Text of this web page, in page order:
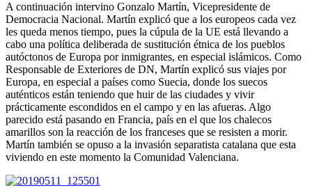
A continuación intervino Gonzalo Martín, Vicepresidente de
Democracia Nacional. Martín explicó que a los europeos cada vez
les queda menos tiempo, pues la cúpula de la UE está llevando a
cabo una política deliberada de sustitución étnica de los pueblos
autóctonos de Europa por inmigrantes, en especial islámicos. Como
Responsable de Exteriores de DN, Martín explicó sus viajes por
Europa, en especial a países como Suecia, donde los suecos
auténticos están teniendo que huir de las ciudades y vivir
prácticamente escondidos en el campo y en las afueras. Algo
parecido está pasando en Francia, país en el que los chalecos
amarillos son la reacción de los franceses que se resisten a morir.
Martín también se opuso a la invasión separatista catalana que esta
viviendo en este momento la Comunidad Valenciana.